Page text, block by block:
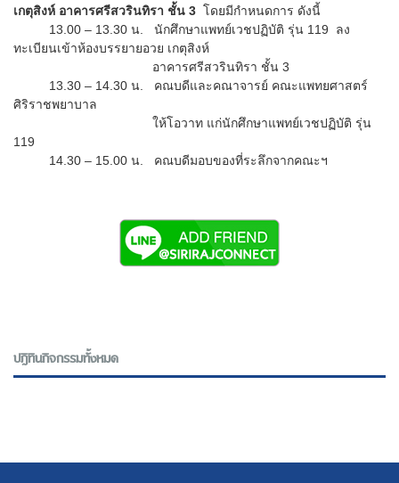
เกตุสิงห์ อาคารศรีสวรินทิรา ชั้น 3 โดยมีกำหนดการ ดังนี้
13.00 – 13.30 น. นักศึกษาแพทย์เวชปฏิบัติ รุ่น 119 ลง
ทะเบียนเข้าห้องบรรยายอวย เกตุสิงห์
อาคารศรีสวรินทิรา ชั้น 3
13.30 – 14.30 น. คณบดีและคณาจารย์ คณะแพทยศาสตร์
ศิริราชพยาบาล
ให้โอวาท แก่นักศึกษาแพทย์เวชปฏิบัติ รุ่น
119
14.30 – 15.00 น. คณบดีมอบของที่ระลึกจากคณะฯ
ปฎิทินกิจกรรมทั้งหมด